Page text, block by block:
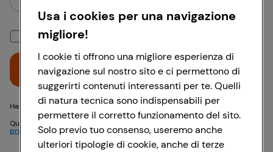
Mantieni la sessione attiva
Hai problemi di accesso? {{recover-pwd}} o {{recover-email}}
Questo sito è protetto da reCAPTCHA e si applicano
privacy eTermini di servizioGoogle
Accedi
Usa i cookies per una navigazione
migliore!
I cookie ti offrono una migliore esperienza di
navigazione sul nostro sito e ci permettono di
suggerirti contenuti interessanti per te. Quelli
di natura tecnica sono indispensabili per
permettere il corretto funzionamento del sito.
Solo previo tuo consenso, useremo anche
ulteriori tipologie di cookie, anche di terze